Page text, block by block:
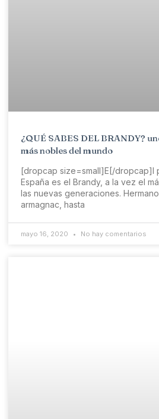
¿QUÉ SABES DEL BRANDY?
más nobles del mundo
[dropcap size=small]E[/dropcap]l
España es el Brandy, a la vez el
las nuevas generaciones.
armagnac, hasta
mayo 16, 2020 No hay comentarios